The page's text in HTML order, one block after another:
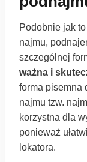
Podobnie jak
najmu,
szczególnej
ważna i
forma pisemna
najmu tzw.
korzystna dla
ponieważ
lokatora.